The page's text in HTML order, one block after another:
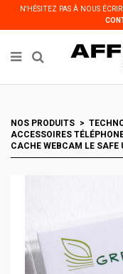
N'HÉSITEZ PAS À NOUS
NOS PRODUITS
ACCESSOIRES
CACHE WEBCAM LE SAFE
Panneau de gestion des